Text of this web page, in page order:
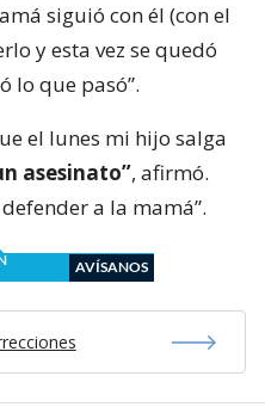
siguió con él (con el
y esta vez se quedó
lo que pasó”.
el lunes mi hijo salga
asesinato”, afirmó.
a la mamá”.
AVÍSANOS